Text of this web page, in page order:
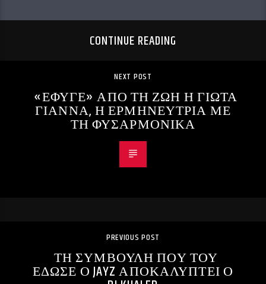
CONTINUE READING
NEXT POST
«ΕΦΥΓΕ» ΑΠΟ ΤΗ ΖΩΗ Η ΓΙΩΤΑ
ΓΙΑΝΝΑ, Η ΕΡΜΗΝΕΥΤΡΙΑ ΜΕ
ΤΗ ΦΥΣΑΡΜΟΝΙΚΑ
PREVIOUS POST
ΤΗ ΣΥΜΒΟΥΛΗ ΠΟΥ ΤΟΥ
ΕΔΩΣΕ Ο JAYZ ΑΠΟΚΑΛΥΠΤΕΙ Ο